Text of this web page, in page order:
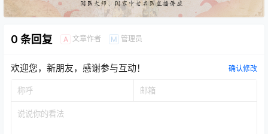
0 条回复 A 文章作者 M 管理员
欢迎您，新朋友，感谢参与互动！ 确认修改